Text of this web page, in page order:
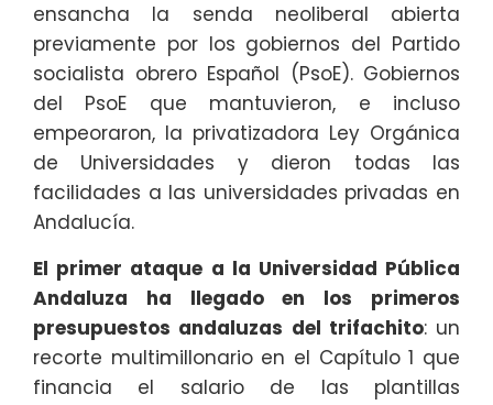
ensancha la senda neoliberal abierta
previamente por los gobiernos del Partido
socialista obrero Español (PsoE). Gobiernos
del PsoE que mantuvieron, e incluso
empeoraron, la privatizadora Ley Orgánica
de Universidades y dieron todas las
facilidades a las universidades privadas en
Andalucía.
El primer ataque a la Universidad Pública
Andaluza ha llegado en los primeros
presupuestos andaluzas del trifachito: un
recorte multimillonario en el Capítulo 1 que
financia el salario de las plantillas